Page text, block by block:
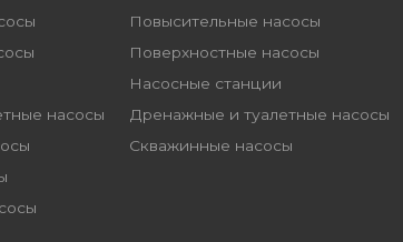
насосы
Повысительные насосы
Поверхностные насосы
Насосные станции
Дренажные и туалетные насосы
Скважинные насосы